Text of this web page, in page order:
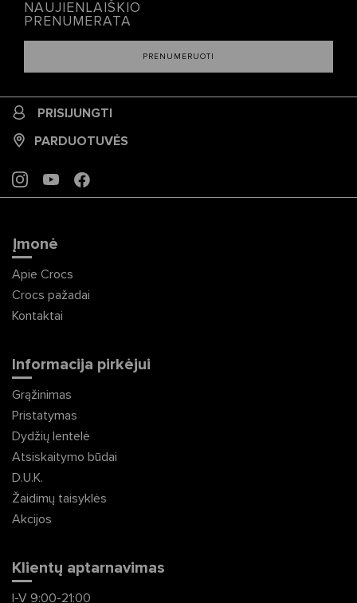
NAUJIENLAIŠKIO
PRENUMERATA
PRENUMERUOTI
PRISIJUNGTI
PARDUOTUVĖS
INSTAGRAM
YOUTUBEFACEBOOK
Įmonė
Apie Crocs
Crocs pažadai
Kontaktai
Informacija pirkėjui
Grąžinimas
Pristatymas
Dydžių lentelė
Atsiskaitymo būdai
D.U.K.
Žaidimų taisyklės
Akcijos
Klientų aptarnavimas
I-V 9:00-21:00